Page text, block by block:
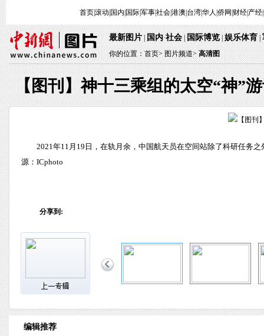
首页|滚动 国内 国际|军事|社会|港澳 台湾|华人 侨网 财经| 产经|
最新图片 | 国内·社会 | 国际博览 | 娱乐体育 |
你的位置：首页> 图片频道> 高清图
【图刊】神十三乘组的太空“神”
2021年11月19日，在轨月余，中国航天员在空间站除了科研任务
源：ICphoto
分享到:
编辑推荐